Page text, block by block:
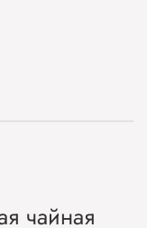
чайная